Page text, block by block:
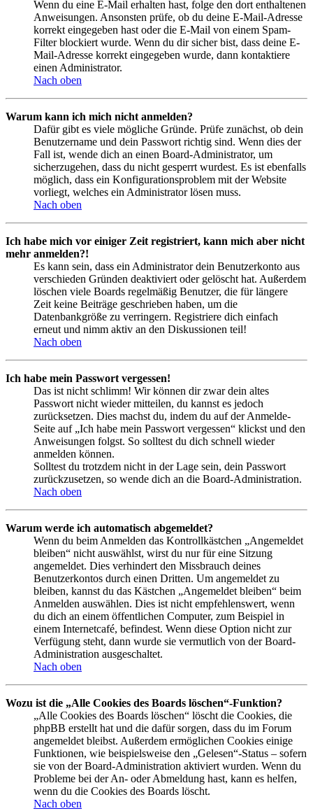
Wenn du eine E-Mail erhalten hast, folge den dort enthaltenen
Anweisungen. Ansonsten prüfe, ob du deine E-Mail-Adresse
korrekt eingegeben hast oder die E-Mail von einem Spam-
Filter blockiert wurde. Wenn du dir sicher bist, dass deine E-
Mail-Adresse korrekt eingegeben wurde, dann kontaktiere
einen Administrator.
Nach oben
Warum kann ich mich nicht anmelden?
Dafür gibt es viele mögliche Gründe. Prüfe zunächst, ob dein
Benutzername und dein Passwort richtig sind. Wenn dies der
Fall ist, wende dich an einen Board-Administrator, um
sicherzugehen, dass du nicht gesperrt wurdest. Es ist ebenfalls
möglich, dass ein Konfigurationsproblem mit der Website
vorliegt, welches ein Administrator lösen muss.
Nach oben
Ich habe mich vor einiger Zeit registriert, kann mich aber nicht
mehr anmelden?!
Es kann sein, dass ein Administrator dein Benutzerkonto aus
verschieden Gründen deaktiviert oder gelöscht hat. Außerdem
löschen viele Boards regelmäßig Benutzer, die für längere
Zeit keine Beiträge geschrieben haben, um die
Datenbankgröße zu verringern. Registriere dich einfach
erneut und nimm aktiv an den Diskussionen teil!
Nach oben
Ich habe mein Passwort vergessen!
Das ist nicht schlimm! Wir können dir zwar dein altes
Passwort nicht wieder mitteilen, du kannst es jedoch
zurücksetzen. Dies machst du, indem du auf der Anmelde-
Seite auf „Ich habe mein Passwort vergessen“ klickst und den
Anweisungen folgst. So solltest du dich schnell wieder
anmelden können.
Solltest du trotzdem nicht in der Lage sein, dein Passwort
zurückzusetzen, so wende dich an die Board-Administration.
Nach oben
Warum werde ich automatisch abgemeldet?
Wenn du beim Anmelden das Kontrollkästchen „Angemeldet
bleiben“ nicht auswählst, wirst du nur für eine Sitzung
angemeldet. Dies verhindert den Missbrauch deines
Benutzerkontos durch einen Dritten. Um angemeldet zu
bleiben, kannst du das Kästchen „Angemeldet bleiben“ beim
Anmelden auswählen. Dies ist nicht empfehlenswert, wenn
du dich an einem öffentlichen Computer, zum Beispiel in
einem Internetcafé, befindest. Wenn diese Option nicht zur
Verfügung steht, dann wurde sie vermutlich von der Board-
Administration ausgeschaltet.
Nach oben
Wozu ist die „Alle Cookies des Boards löschen“-Funktion?
„Alle Cookies des Boards löschen“ löscht die Cookies, die
phpBB erstellt hat und die dafür sorgen, dass du im Forum
angemeldet bleibst. Außerdem ermöglichen Cookies einige
Funktionen, wie beispielsweise den „Gelesen“-Status – sofern
sie von der Board-Administration aktiviert wurden. Wenn du
Probleme bei der An- oder Abmeldung hast, kann es helfen,
wenn du die Cookies des Boards löscht.
Nach oben